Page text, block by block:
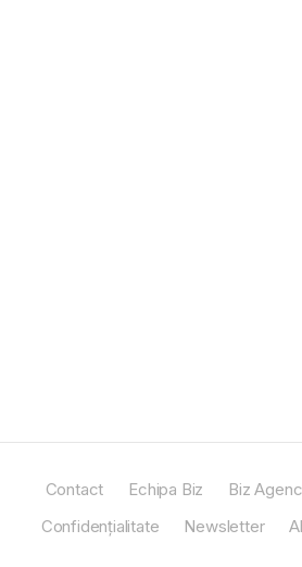
Contact Echipa Biz Biz
Confidențialitate
Newsletter